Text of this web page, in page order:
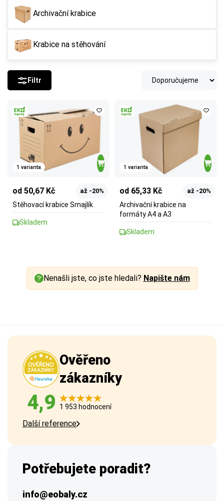
Archivační krabice
Krabice na stěhování
Filtr
1 varianta
od 50,67 Kč až -20%
Stěhovací krabice Smajlík
Skladem
1 varianta
od 65,33 Kč až -20%
Archivační krabice na
formáty A4 a A3
Skladem
Nenašli jste, co jste hledali? Napište nám
Ověřeno
zákazníky
4,9 1 953 hodnocení
Další reference
Potřebujete poradit?
info@eobaly.cz